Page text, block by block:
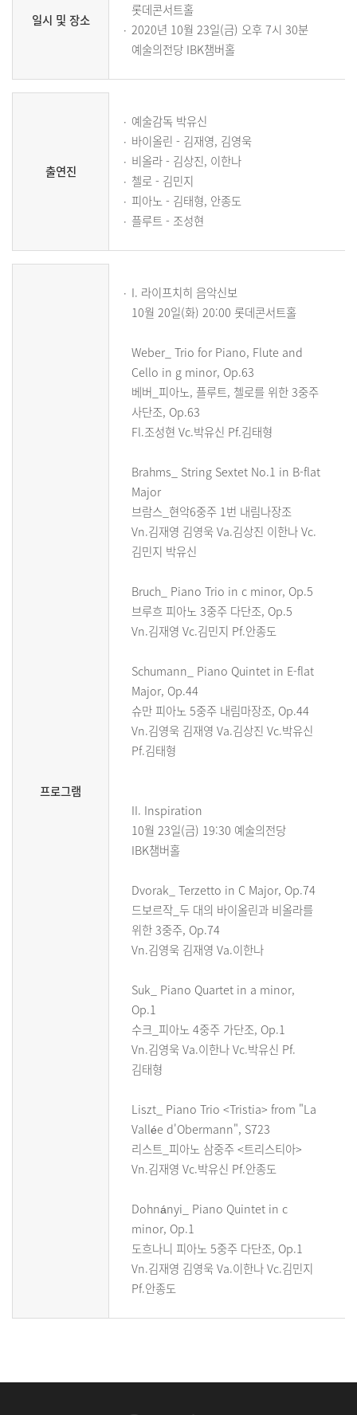
일시 및 장소
롯데콘서트홀
2020년 10월 23일(금) 오후 7시 30분
예술의전당 IBK챔버홀
출연진
예술감독 박유신
바이올린 - 김재영, 김영욱
비올라 - 김상진, 이한나
첼로 - 김민지
피아노 - 김태형, 안종도
플루트 - 조성현
프로그램
I. 라이프치히 음악신보
10월 20일(화) 20:00 롯데콘서트홀
Weber_ Trio for Piano, Flute and
Cello in g minor, Op.63
베버_피아노, 플루트, 첼로를 위한 3중주
사단조, Op.63
Fl.조성현 Vc.박유신 Pf.김태형
Brahms_ String Sextet No.1 in B-flat
Major
브람스_현악6중주 1번 내림나장조
Vn.김재영 김영욱 Va.김상진 이한나 Vc.
김민지 박유신
Bruch_ Piano Trio in c minor, Op.5
브루흐 피아노 3중주 다단조, Op.5
Vn.김재영 Vc.김민지 Pf.안종도
Schumann_ Piano Quintet in E-flat
Major, Op.44
슈만 피아노 5중주 내림마장조, Op.44
Vn.김영욱 김재영 Va.김상진 Vc.박유신
Pf.김태형
II. Inspiration
10월 23일(금) 19:30 예술의전당
IBK챔버홀
Dvorak_ Terzetto in C Major, Op.74
드보르작_두 대의 바이올린과 비올라를
위한 3중주, Op.74
Vn.김영욱 김재영 Va.이한나
Suk_ Piano Quartet in a minor,
Op.1
수크_피아노 4중주 가단조, Op.1
Vn.김영욱 Va.이한나 Vc.박유신 Pf.
김태형
Liszt_ Piano Trio <Tristia> from "La
Vallée d'Obermann", S723
리스트_피아노 삼중주 <트리스티아>
Vn.김재영 Vc.박유신 Pf.안종도
Dohnányi_ Piano Quintet in c
minor, Op.1
도흐나니 피아노 5중주 다단조, Op.1
Vn.김재영 김영욱 Va.이한나 Vc.김민지
Pf.안종도